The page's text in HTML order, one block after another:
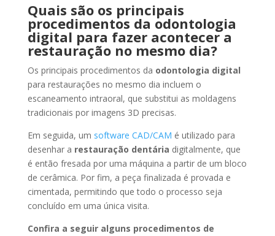
Quais são os principais
procedimentos da odontologia
digital para fazer acontecer a
restauração no mesmo dia?
Os principais procedimentos da odontologia digital
para restaurações no mesmo dia incluem o
escaneamento intraoral, que substitui as moldagens
tradicionais por imagens 3D precisas.
Em seguida, um software CAD/CAM é utilizado para
desenhar a restauração dentária digitalmente, que
é então fresada por uma máquina a partir de um bloco
de cerâmica. Por fim, a peça finalizada é provada e
cimentada, permitindo que todo o processo seja
concluído em uma única visita.
Confira a seguir alguns procedimentos de